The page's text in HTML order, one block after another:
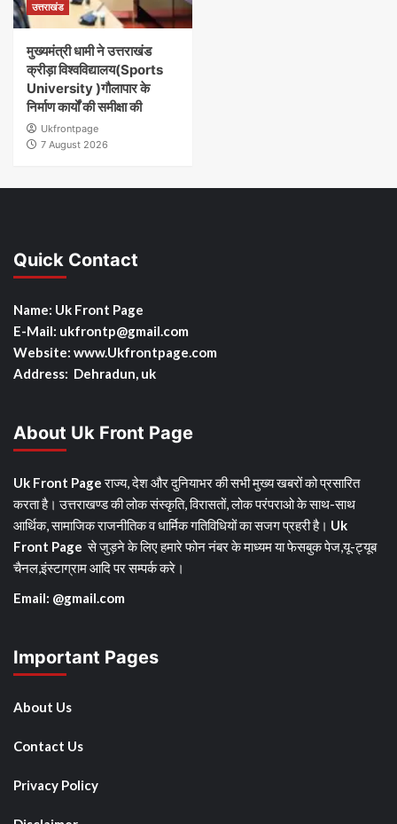
उत्तराखंड
मुख्यमंत्री धामी ने उत्तराखंड
क्रीड़ा विश्वविद्यालय(Sports
University )गौलापार के
निर्माण कार्यों की समीक्षा की
Ukfrontpage
7 August 2026
Quick Contact
Name: Uk Front Page
E-Mail: ukfrontp@gmail.com
Website: www.Ukfrontpage.com
Address: Dehradun, uk
About Uk Front Page
Uk Front Pageराज्य, देश और दुनियाभर की सभी मुख्य खबरों को प्रसारित
करता है। उत्तराखण्ड की लोक संस्कृति, विरासतों, लोक परंपराओ के साथ-साथ
आर्थिक, सामाजिक राजनीतिक व धार्मिक गतिविधियों का सजग प्रहरी है। Uk
Front Page से जुड़ने के लिए हमारे फोन नंबर के माध्यम या फेसबुक पेज,यू-ट्यूब
चैनल,इंस्टाग्राम आदि पर सम्पर्क करे।
Email: @gmail.com
Important Pages
About Us
Contact Us
Privacy Policy